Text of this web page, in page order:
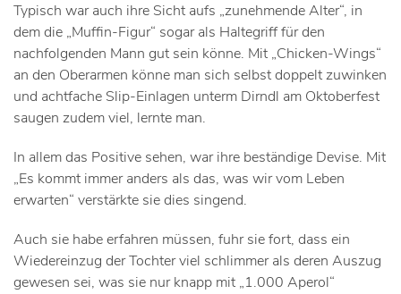
Typisch war auch ihre Sicht aufs „zunehmende Alter“, in
dem die „Muffin-Figur“ sogar als Haltegriff für den
nachfolgenden Mann gut sein könne. Mit „Chicken-Wings“
an den Oberarmen könne man sich selbst doppelt zuwinken
und achtfache Slip-Einlagen unterm Dirndl am Oktoberfest
saugen zudem viel, lernte man.
In allem das Positive sehen, war ihre beständige Devise. Mit
„Es kommt immer anders als das, was wir vom Leben
erwarten“ verstärkte sie dies singend.
Auch sie habe erfahren müssen, fuhr sie fort, dass ein
Wiedereinzug der Tochter viel schlimmer als deren Auszug
gewesen sei, was sie nur knapp mit „1.000 Aperol“